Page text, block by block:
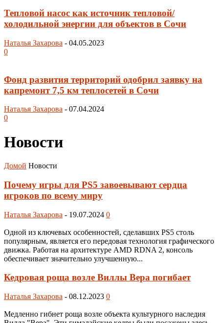
Тепловой насос как источник тепловой/
холодильной энергии для объектов в Сочи
Наталья Захарова - 04.05.2023
0
Фонд развития территорий одобрил заявку на
капремонт 7,5 км теплосетей в Сочи
Наталья Захарова - 07.04.2024
0
Новости
Домой Новости
Почему игры для PS5 завоевывают сердца
игроков по всему миру
Наталья Захарова - 19.07.2024 0
Одной из ключевых особенностей, сделавших PS5 столь
популярным, является его передовая технология графического
движка. Работая на архитектуре AMD RDNA 2, консоль
обеспечивает значительно улучшенную...
Кедровая роща возле Виллы Вера погибает
Наталья Захарова - 08.12.2023 0
Медленно гибнет роща возле объекта культурного наследия